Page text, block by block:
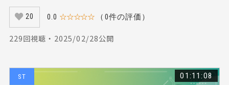
20 0.0 ☆☆☆☆☆ （0件の評価）
229回視聴 ・ 2025/02/28公開
ST 01:11:08